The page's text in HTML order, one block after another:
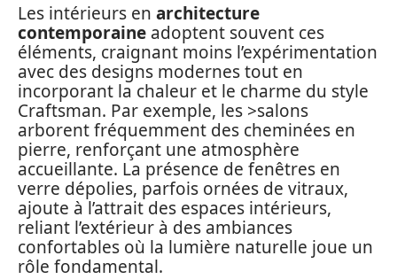
Les intérieurs en architecture
contemporaine adoptent souvent ces
éléments, craignant moins l’expérimentation
avec des designs modernes tout en
incorporant la chaleur et le charme du style
Craftsman. Par exemple, les >salons
arborent fréquemment des cheminées en
pierre, renforçant une atmosphère
accueillante. La présence de fenêtres en
verre dépolies, parfois ornées de vitraux,
ajoute à l’attrait des espaces intérieurs,
reliant l’extérieur à des ambiances
confortables où la lumière naturelle joue un
rôle fondamental.